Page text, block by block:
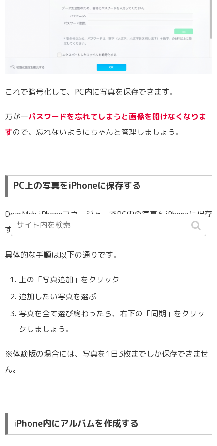
これで暗号化して、PC内に写真を保存できます。
万が一パスワードを忘れてしまうと画像を開けなくなりま
すので、忘れないようにちゃんと管理しましょう。
PC上の写真をiPhoneに保存する
DearMob iPhoneマネージャーでPC内の写真をiPhoneに保存
する方法をお伝えします。
具体的な手順は以下の通りです。
上の「写真追加」をクリック
追加したい写真を選ぶ
写真を全て選び終わったら、右下の「同期」をクリッ
クしましょう。
※体験版の場合には、写真を1日3枚までしか保存できませ
ん。
iPhone内にアルバムを作成する